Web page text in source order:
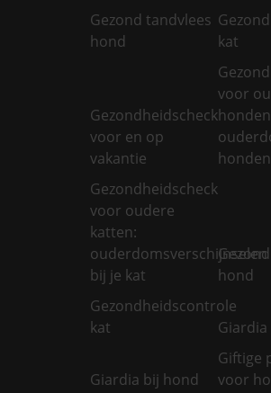
Gezond tandvlees
hond
kat
Gezondheidscheck
voor en op
vakantie
voor
honden
Gezondheidscheck
voor oudere
katten:
ouderdomsverschijnselen
bij je kat
hond
Gezondheidscontrole
kat
Giardia bij hond
Giftige
voor